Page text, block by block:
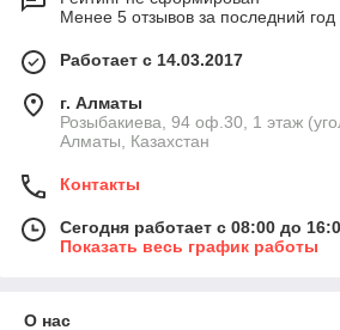
Менее 5 отзывов за последний год
Работает с 14.03.2017
г. Алматы
Розыбакиева, 94 оф.30, 1 этаж
Алматы, Казахстан
Контакты
Сегодня работает с 08:00 до
Показать весь график работы
О нас